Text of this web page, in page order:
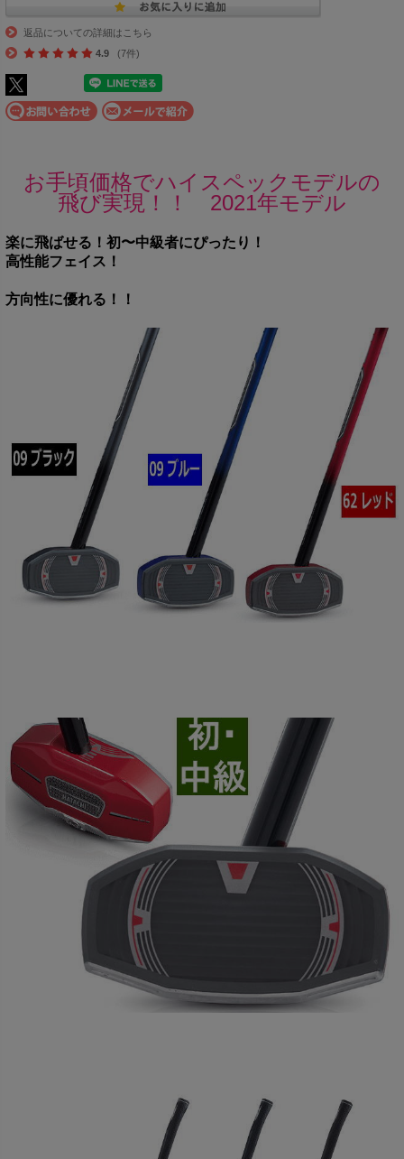
返品についての詳細はこちら
4.9
(7件)
お手頃価格でハイスペックモデルの
飛び実現！！ 2021年モデル
楽に飛ばせる！初〜中級者にぴったり！
高性能フェイス！
方向性に優れる！！